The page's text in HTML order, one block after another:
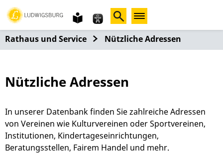
Gebärdensprache
leichte
Sprache
Rathaus und Service Nützliche Adressen
Nützliche Adressen
In unserer Datenbank finden Sie zahlreiche Adressen
von Vereinen wie Kulturvereinen oder Sportvereinen,
Institutionen, Kindertageseinrichtungen,
Beratungsstellen, Fairem Handel und mehr.